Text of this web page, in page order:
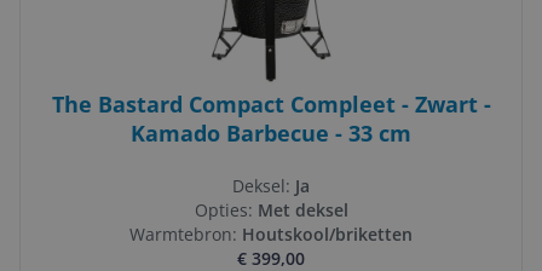
The Bastard Compact Compleet - Zwart -
Kamado Barbecue - 33 cm
Deksel: Ja
Opties: Met deksel
Warmtebron: Houtskool/briketten
€ 399,00